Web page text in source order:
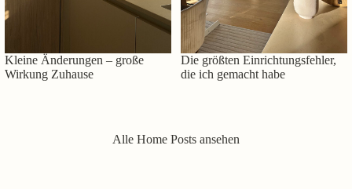
Kleine Änderungen – große
Wirkung Zuhause
Die größten Einrichtungsfehler,
die ich gemacht habe
Alle Home Posts ansehen